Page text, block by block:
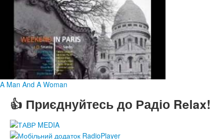
A Man And A Woman
👍 Приєднуйтесь до Радіо Relax!